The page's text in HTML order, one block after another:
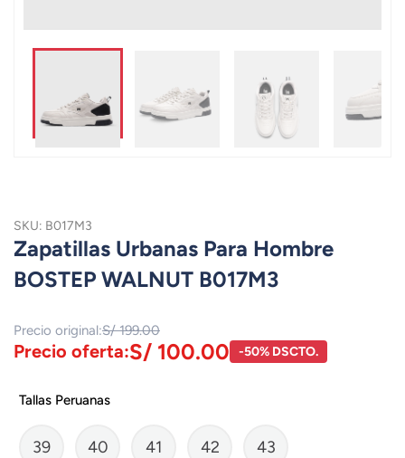
SKU: B017M3
Zapatillas Urbanas Para Hombre
BOSTEP WALNUT B017M3
Precio original:S/ 199.00
Precio oferta:S/ 100.00 -50% DSCTO.
Tallas Peruanas
39 40 41 42 43